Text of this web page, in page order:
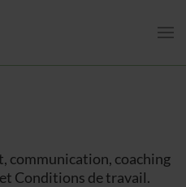
communication, coaching
Conditions de travail.